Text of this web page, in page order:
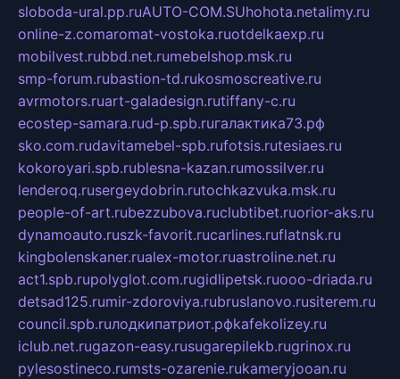
sloboda-ural.pp.ruAUTO-COM.SUhohota.netalimy.ru
online-z.comaromat-vostoka.ruotdelkaexp.ru
mobilvest.rubbd.net.rumebelshop.msk.ru
smp-forum.rubastion-td.rukosmoscreative.ru
avrmotors.ruart-galadesign.rutiffany-c.ru
ecostep-samara.rud-p.spb.ruгалактика73.рф
sko.com.rudavitamebel-spb.rufotsis.rutesiaes.ru
kokoroyari.spb.rublesna-kazan.rumossilver.ru
lenderoq.rusergeydobrin.rutochkazvuka.msk.ru
people-of-art.rubezzubova.ruclubtibet.ruorior-aks.ru
dynamoauto.ruszk-favorit.rucarlines.ruflatnsk.ru
kingbolenskaner.rualex-motor.ruastroline.net.ru
act1.spb.rupolyglot.com.rugidlipetsk.ruooo-driada.ru
detsad125.rumir-zdoroviya.rubruslanovo.rusiterem.ru
council.spb.ruлодкипатриот.рфkafekolizey.ru
iclub.net.rugazon-easy.rusugarepilekb.rugrinox.ru
pylesostineco.rumsts-ozarenie.rukameryjooan.ru